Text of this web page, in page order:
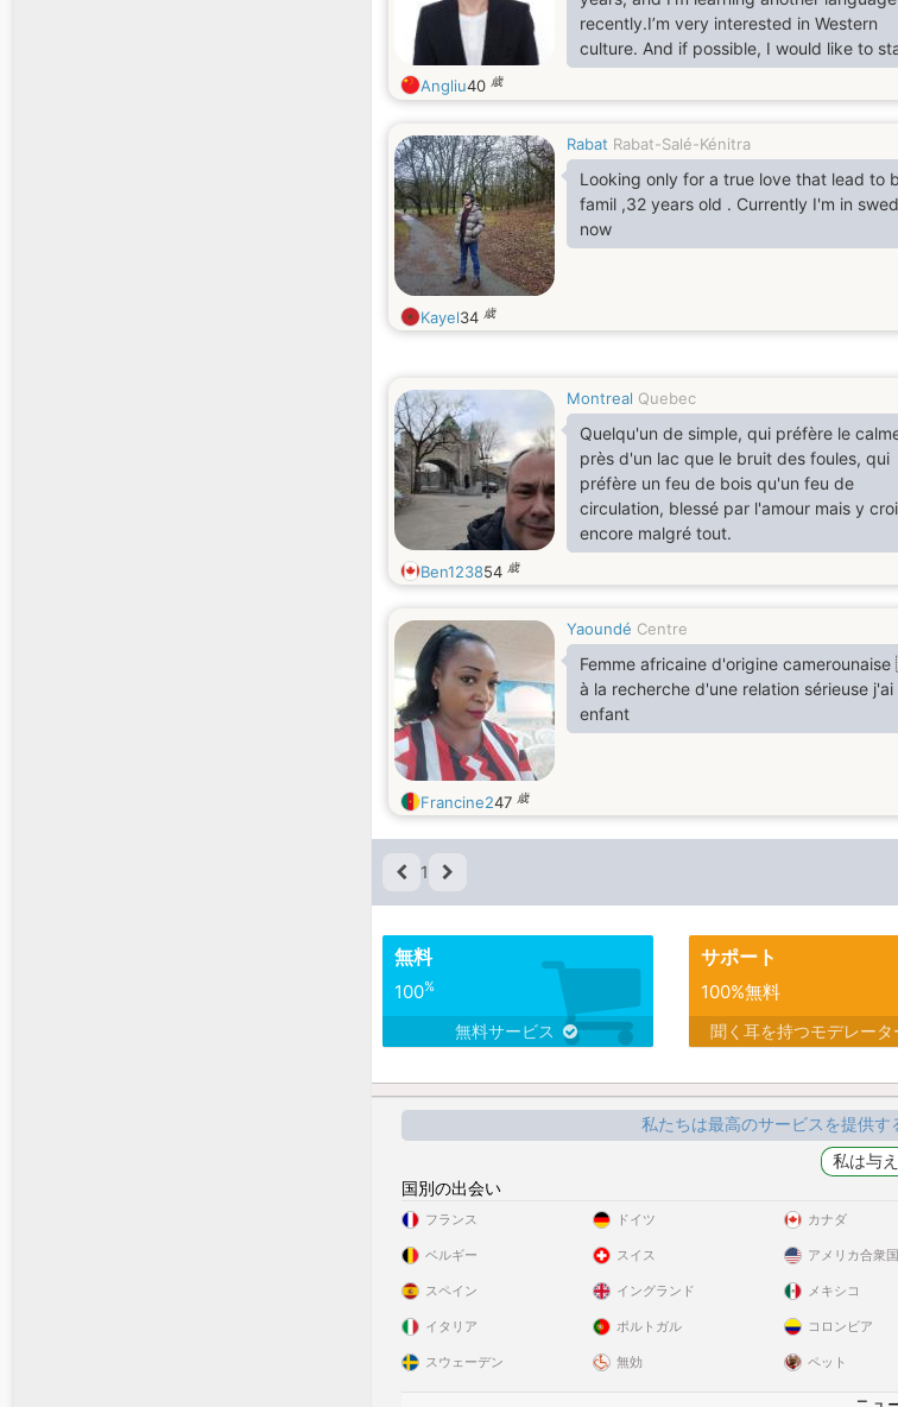
recently.I’m very interested in Western
culture. And if possible, I would like to
long-term relationship with someone
willing to come to China.Sorry for
Thank you for reading!
Angliu40 歳
Rabat Rabat-Salé-Kénitra
Looking only for a true love that lead to
famil ,32 years old . Currently I'm in
now
Kayel34 歳
Montreal Quebec
Quelqu'un de simple, qui préfère le
près d'un lac que le bruit des foules, qui
préfère un feu de bois qu'un feu de
circulation, blessé par l'amour mais y
encore malgré tout.
Ben123854 歳
Yaoundé Centre
Femme africaine d'origine
à la recherche d'une relation sérieuse j'ai
enfant
Francine247 歳
1
無料
100%
無料サービス
サポート
100%無料
聞く耳を持つモデレータ
私たちは最高のサービスを提供
国別の出会い
フランス
ベルギー
スペイン
イタリア
スウェーデン
ドイツ
スイス
イングランド
ポルトガル
無効
カナダ
アメリカ合衆国
メキシコ
コロンビア
ペット